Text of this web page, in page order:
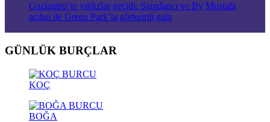
Gaziantep’te yıldızlar geçidi: Şamdancı ve By Mustafa
açılışı ile Green Park’ta görkemli gala
GÜNLÜK BURÇLAR
KOÇ
BOĞA